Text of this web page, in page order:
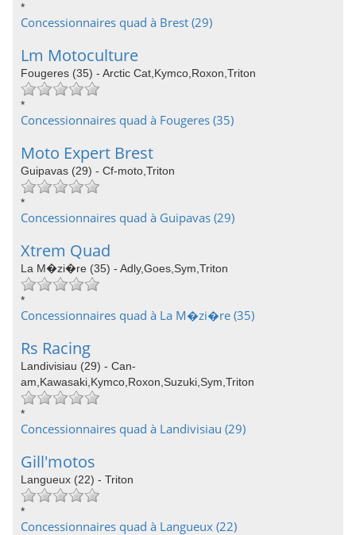
*
Concessionnaires quad à Brest (29)
Lm Motoculture
Fougeres (35) - Arctic Cat,Kymco,Roxon,Triton
*
Concessionnaires quad à Fougeres (35)
Moto Expert Brest
Guipavas (29) - Cf-moto,Triton
*
Concessionnaires quad à Guipavas (29)
Xtrem Quad
La M�zi�re (35) - Adly,Goes,Sym,Triton
*
Concessionnaires quad à La M�zi�re (35)
Rs Racing
Landivisiau (29) - Can-
am,Kawasaki,Kymco,Roxon,Suzuki,Sym,Triton
*
Concessionnaires quad à Landivisiau (29)
Gill'motos
Langueux (22) - Triton
*
Concessionnaires quad à Langueux (22)